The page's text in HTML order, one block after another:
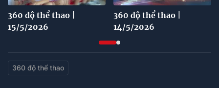
360 độ thể thao |
15/5/2026
360 độ thể thao |
14/5/2026
360 độ thể thao